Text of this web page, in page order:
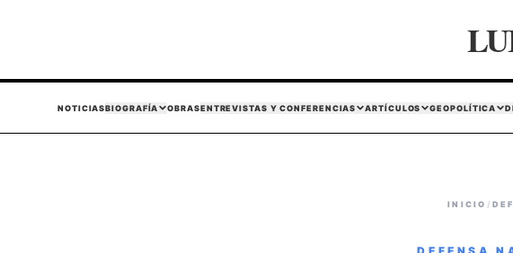
NOTICIASBIOGRAFÍA OBRASENTREVISTAS Y CONFERENCIAS ARTÍCULOS GEOPOLÍTICA
INICIO /